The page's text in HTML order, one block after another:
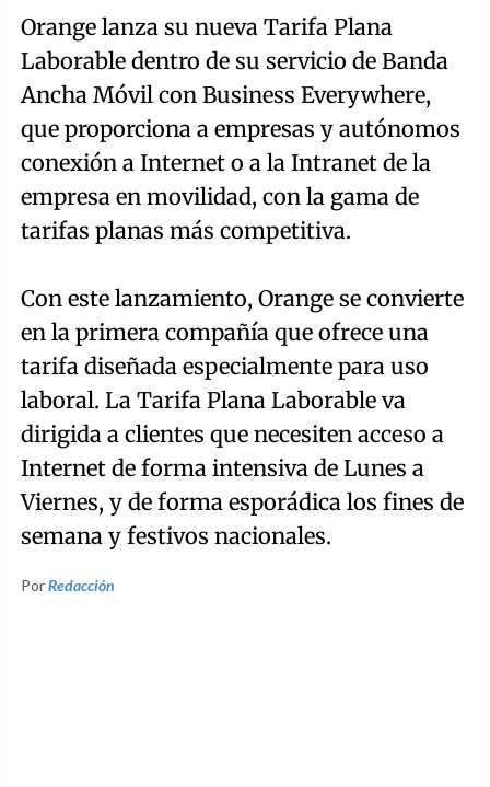
Orange lanza su nueva Tarifa Plana
Laborable dentro de su servicio de Banda
Ancha Móvil con Business Everywhere,
que proporciona a empresas y autónomos
conexión a Internet o a la Intranet de la
empresa en movilidad, con la gama de
tarifas planas más competitiva.
Con este lanzamiento, Orange se convierte
en la primera compañía que ofrece una
tarifa diseñada especialmente para uso
laboral. La Tarifa Plana Laborable va
dirigida a clientes que necesiten acceso a
Internet de forma intensiva de Lunes a
Viernes, y de forma esporádica los fines de
semana y festivos nacionales.
PorRedacción